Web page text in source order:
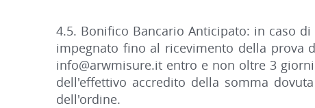
4.5. Bonifico Bancario Anticipato: in caso
impegnato fino al ricevimento della prova
info@arwmisure.it entro e non oltre 3
dell'effettivo accredito della somma
dell'ordine.